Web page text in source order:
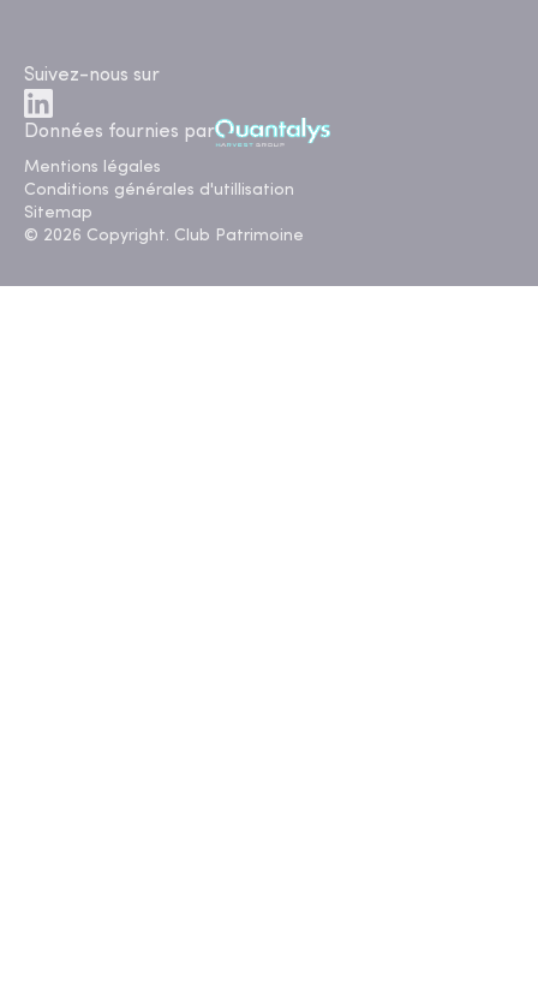
Suivez-nous sur
Données fournies par
Mentions légales
Conditions générales d'utillisation
Sitemap
© 2026 Copyright. Club Patrimoine